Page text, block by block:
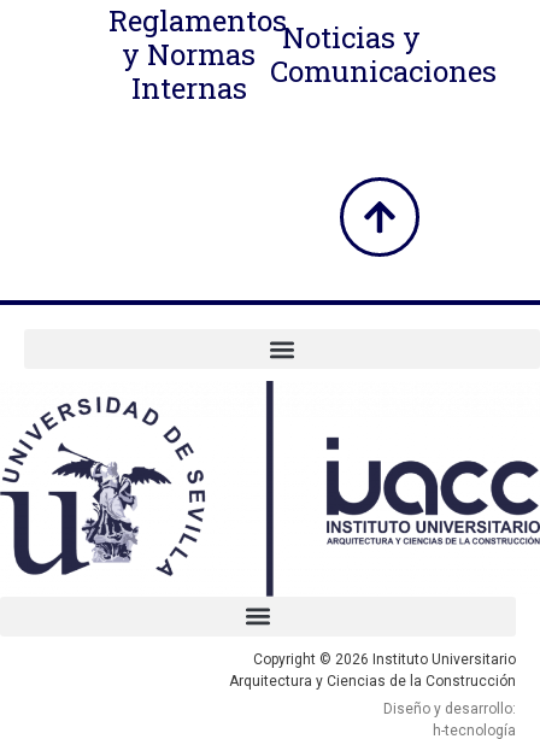
Reglamentos
y Normas
Internas
Noticias y
Comunicaciones
Copyright © 2026 Instituto Universitario
Arquitectura y Ciencias de la Construcción
Diseño y desarrollo:
h-tecnología